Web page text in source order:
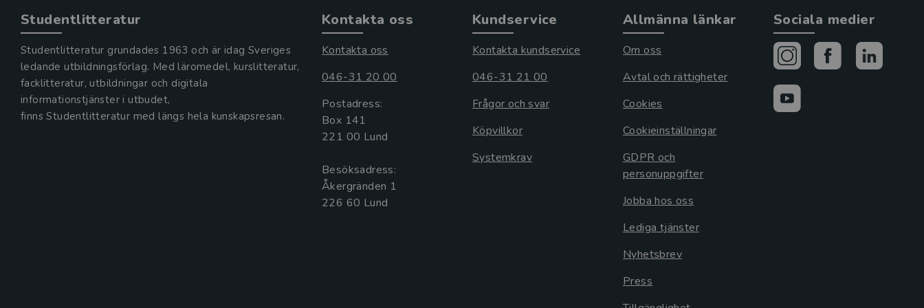
Studentlitteratur
Studentlitteratur grundades 1963 och är idag Sveriges
ledande utbildningsförlag. Med läromedel, kurslitteratur,
facklitteratur, utbildningar och digitala
informationstjänster i utbudet,
finns Studentlitteratur med längs hela kunskapsresan.
Kontakta oss
Kontakta oss
046-31 20 00
Postadress:
Box 141
221 00 Lund
Besöksadress:
Åkergränden 1
Kundservice
Kontakta kundservice
046-31 21 00
Frågor och svar
Köpvillkor
Systemkrav
Allmänna länkar
Om oss
Avtal och rättigheter
Cookies
Cookieinställningar
GDPR och
personuppgifter
Jobba hos oss
Lediga tjänster
Nyhetsbrev
Press
Sociala medier